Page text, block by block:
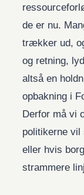
de er nu.
trækker ud,
og retning,
altså en
opbakning i
Derfor må vi
politikerne vil
eller hvis
strammere